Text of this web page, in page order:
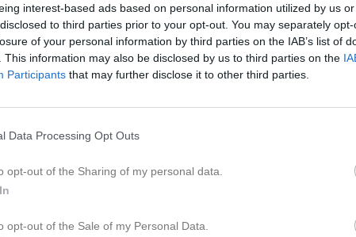
interest-based ads based on personal information utilized by us
to third parties prior to your opt-out. You may separately
of your personal information by third parties on the IAB’s list of
This information may also be disclosed by us to third parties on the
Participants that may further disclose it to other third parties.
Data Processing Opt Outs
opt-out of the Sharing of my personal data.
opt-out of the Sale of my Personal Data.